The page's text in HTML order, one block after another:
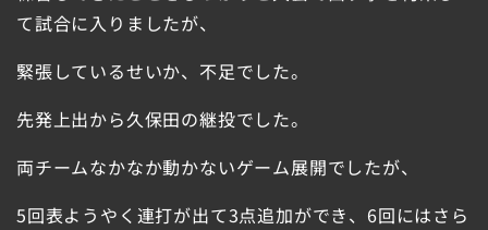
て試合に入りましたが、
緊張しているせいか、不足でした。
先発上出から久保田の継投でした。
両チームなかなか動かないゲーム展開でしたが、
5回表ようやく連打が出て3点追加ができ、6回にはさら